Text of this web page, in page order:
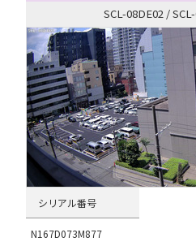
SCL-08DE02 /
シリアル番号
N167D073M877